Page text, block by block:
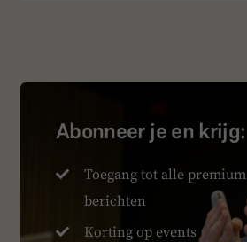
Abonneer je en krijg:
Toegang tot alle premium
berichten
Korting op events